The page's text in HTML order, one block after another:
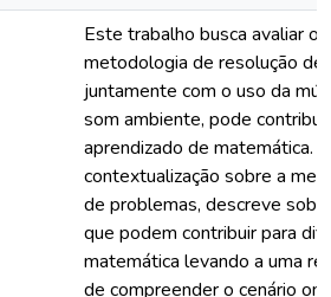
Este trabalho busca avaliar o
metodologia de resolução de
juntamente com o uso da
som ambiente, pode
aprendizado de matemática.
contextualização sobre a
de problemas, descreve
que podem contribuir para
matemática levando a uma
de compreender o cenário